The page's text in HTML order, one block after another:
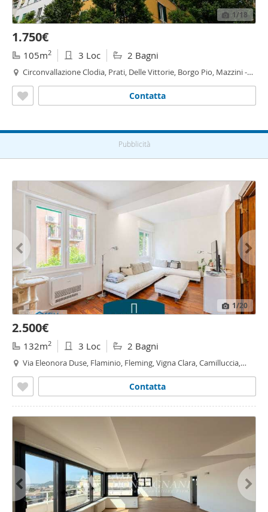
1/18
1.750€
105m2 3 Loc 2 Bagni
Circonvallazione Clodia, Prati, Delle Vittorie, Borgo Pio, Mazzini -
Contatta
Pubblicità
1/20
2.500€
132m2 3 Loc 2 Bagni
Via Eleonora Duse, Flaminio, Fleming, Vigna Clara, Camilluccia,
Contatta